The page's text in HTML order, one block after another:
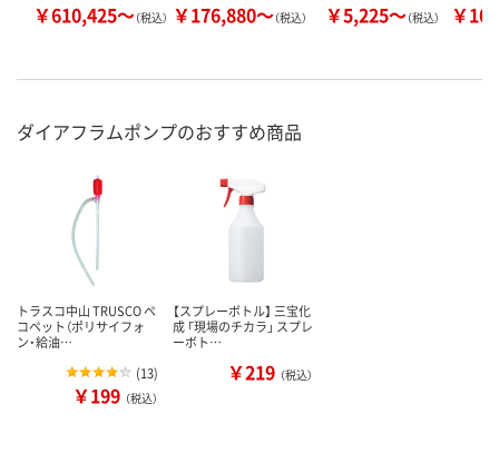
￥610,425～（税込） ￥176,880～（税込） ￥5,225～（税込） ￥
ダイアフラムポンプのおすすめ商品
トラスコ中山 TRUSCO ペ
コペット（ポリサイフォ
ン・給油…
(13)
￥199 （税込）
【スプレーボトル】 三宝化
成 「現場のチカラ」 スプレ
ーボト…
￥219 （税込）